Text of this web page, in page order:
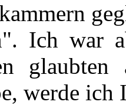
Ich war
werde ich